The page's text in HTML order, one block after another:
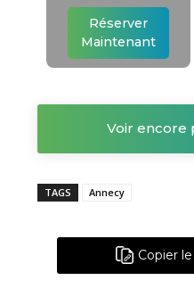
Réserver
Maintenant
Voir encore
TAGS Annecy
Copier